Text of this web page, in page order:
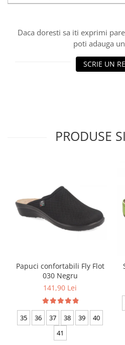
Daca doresti sa iti exprimi
poti adauga
SCRIE UN
PRODUSE
Papuci confortabili Fly Flot
030 Negru
141,90 Lei
35 36 37 38 39
40
41